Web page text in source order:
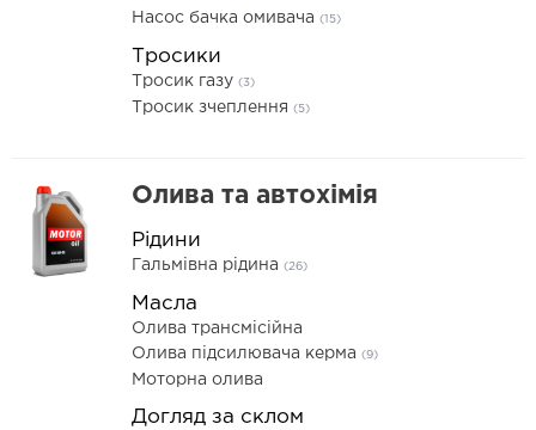
Насос бачка омивача (15)
Тросики
Тросик газу (3)
Тросик зчеплення (5)
Олива та автохімія
Рідини
Гальмівна рідина (26)
Масла
Олива трансмісійна
Олива підсилювача керма (9)
Моторна олива
Догляд за склом